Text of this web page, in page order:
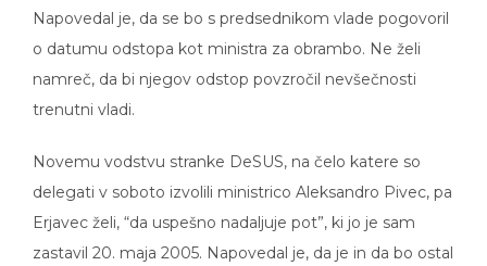
Napovedal je, da se bo s predsednikom vlade pogovoril
o datumu odstopa kot ministra za obrambo. Ne želi
namreč, da bi njegov odstop povzročil nevšečnosti
trenutni vladi.
Novemu vodstvu stranke DeSUS, na čelo katere so
delegati v soboto izvolili ministrico Aleksandro Pivec, pa
Erjavec želi, “da uspešno nadaljuje pot”, ki jo je sam
zastavil 20. maja 2005. Napovedal je, da je in da bo ostal